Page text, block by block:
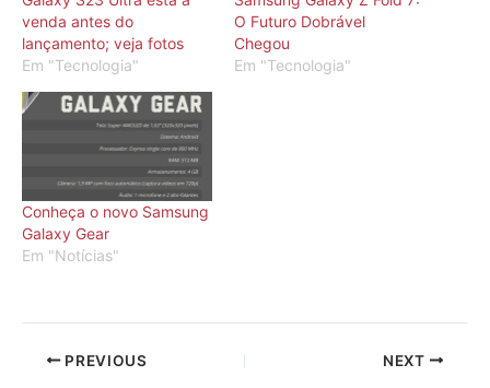
venda antes do
lançamento; veja fotos
Em "Tecnologia"
O Futuro Dobrável
Chegou
Em "Tecnologia"
Conheça o novo Samsung
Galaxy Gear
Em "Notícias"
PREVIOUS NEXT